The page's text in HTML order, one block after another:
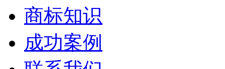
商标知识
成功案例